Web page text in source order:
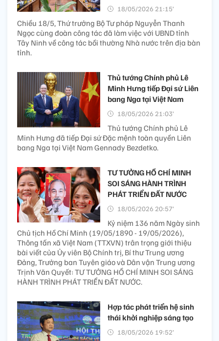
18/05/2026 21:15’
Chiều 18/5, Thứ trưởng Bộ Tư pháp Nguyễn Thanh
Ngọc cùng đoàn công tác đã làm việc với UBND tỉnh
Tây Ninh về công tác bồi thường Nhà nước trên địa bàn
tỉnh.
Thủ tướng Chính phủ Lê
Minh Hưng tiếp Đại sứ Liên
bang Nga tại Việt Nam
18/05/2026 21:03’
Thủ tướng Chính phủ Lê
Minh Hưng đã tiếp Đại sứ Đặc mệnh toàn quyền Liên
bang Nga tại Việt Nam Gennady Bezdetko.
TƯ TƯỞNG HỒ CHÍ MINH
SOI SÁNG HÀNH TRÌNH
PHÁT TRIỂN ĐẤT NƯỚC
18/05/2026 20:57’
Kỷ niệm 136 năm Ngày sinh
Chủ tịch Hồ Chí Minh (19/05/1890 - 19/05/2026),
Thông tấn xã Việt Nam (TTXVN) trân trọng giới thiệu
bài viết của Ủy viên Bộ Chính trị, Bí thư Trung ương
Đảng, Trưởng ban Tuyên giáo và Dân vận Trung ương
Trịnh Văn Quyết: TƯ TƯỞNG HỒ CHÍ MINH SOI SÁNG
HÀNH TRÌNH PHÁT TRIỂN ĐẤT NƯỚC.
Hợp tác phát triển hệ sinh
thái khởi nghiệp sáng tạo
18/05/2026 19:52’